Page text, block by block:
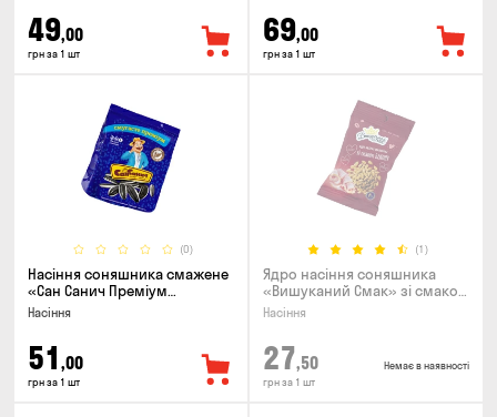
49,00
грн за 1 шт
69,00
грн за 1 шт
(0)
Насіння соняшника смажене
«Сан Санич Преміум
смугасте», 95г
Насіння
51 ,00
грн за 1 шт
(1)
Ядро насіння соняшника
«Вишуканий Смак» зі смаком
бекону, 80г
Насіння
27,50
грн за 1 шт
Немає в наявності